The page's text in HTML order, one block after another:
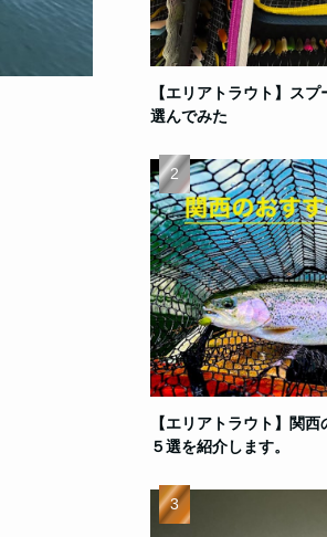
【エリアトラウト】ス
選んでみた
【エリアトラウト】関
５選を紹介します。